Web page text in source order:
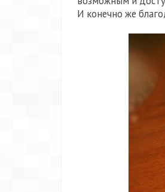
И конечно же